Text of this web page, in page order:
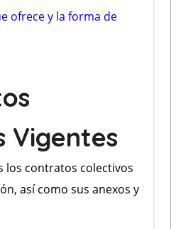
ofrece y la forma de
Vigentes
los contratos colectivos
así como sus anexos y